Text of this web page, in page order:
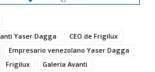
Yaser Dagga
CEO de Frigilux
Empresario venezolano Yaser Dagga
Frigilux
Galería Avanti